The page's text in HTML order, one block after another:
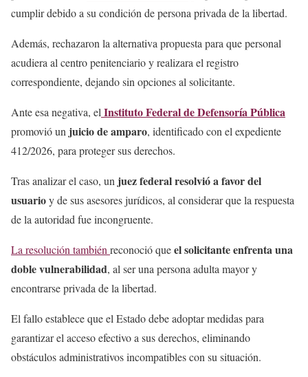
cumplir debido a su condición de persona privada de la libertad.
Además, rechazaron la alternativa propuesta para que personal
acudiera al centro penitenciario y realizara el registro
correspondiente, dejando sin opciones al solicitante.
Ante esa negativa, el Instituto Federal de Defensoría Pública
promovió un juicio de amparo, identificado con el expediente
412/2026, para proteger sus derechos.
Tras analizar el caso, un juez federal resolvió a favor del
usuarioy de sus asesores jurídicos, al considerar que la respuesta
de la autoridad fue incongruente.
La resolución también reconoció queel solicitanteenfrenta una
doble vulnerabilidad, al ser una persona adulta mayor y
encontrarse privada de la libertad.
El fallo establece que el Estado debe adoptar medidas para
garantizar el acceso efectivo a sus derechos, eliminando
obstáculos administrativos incompatibles con su situación.